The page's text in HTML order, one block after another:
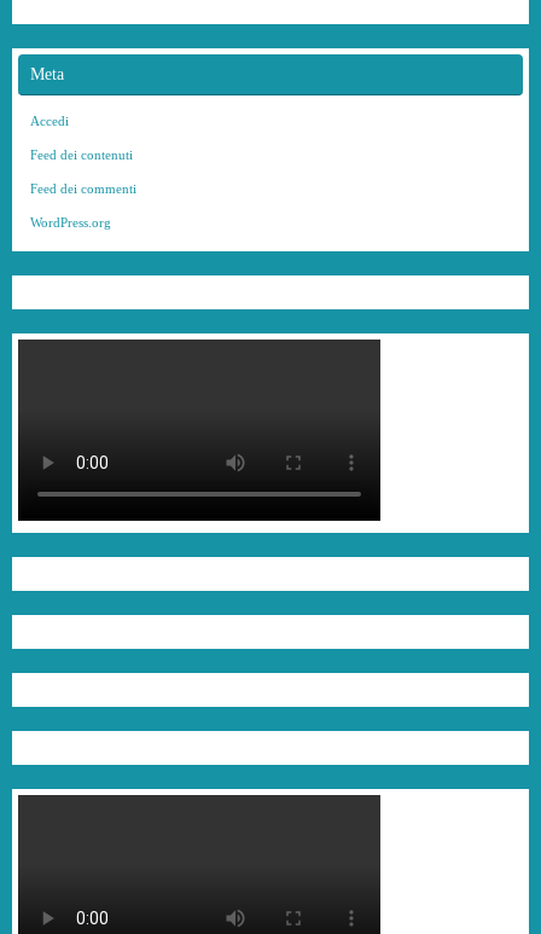
Meta
Accedi
Feed dei contenuti
Feed dei commenti
WordPress.org